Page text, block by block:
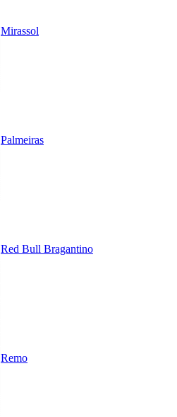
Mirassol
Palmeiras
Red Bull Bragantino
Remo